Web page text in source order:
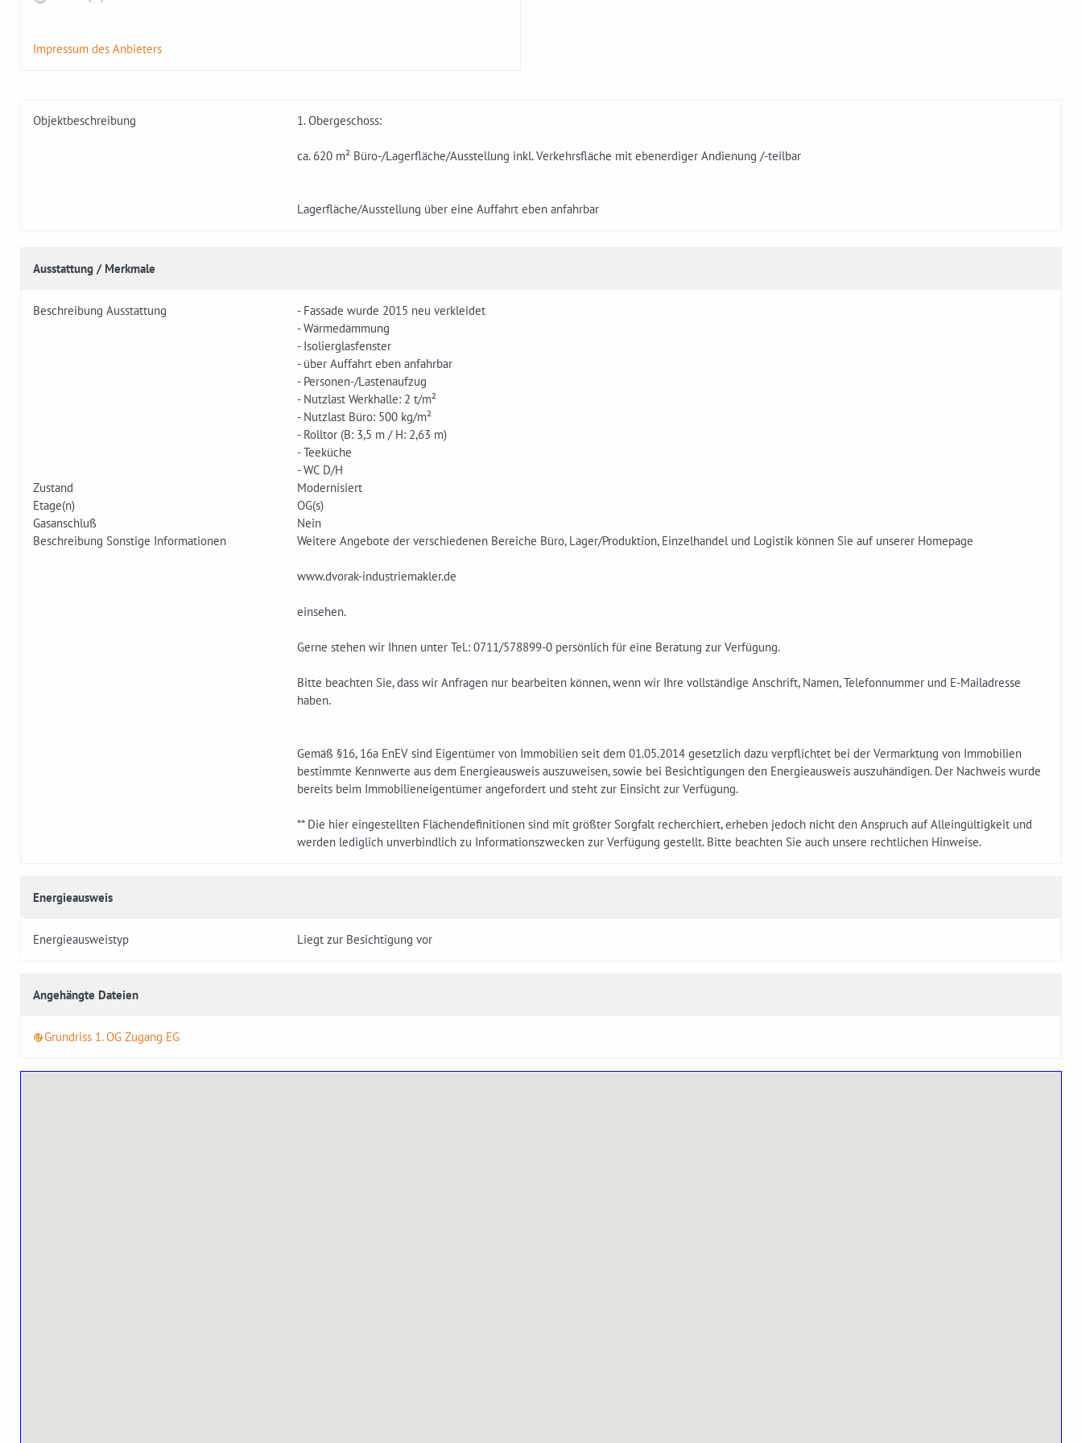
Impressum des Anbieters
Objektbeschreibung 1. Obergeschoss:
ca. 620 m² Büro-/Lagerfläche/Ausstellung inkl. Verkehrsfläche mit ebenerdiger Andienung /-teilbar
Lagerfläche/Ausstellung über eine Auffahrt eben anfahrbar
Ausstattung / Merkmale
Beschreibung Ausstattung
- Fassade wurde 2015 neu verkleidet
- Wärmedämmung
- Isolierglasfenster
- über Auffahrt eben anfahrbar
- Personen-/Lastenaufzug
- Nutzlast Werkhalle: 2 t/m²
- Nutzlast Büro: 500 kg/m²
- Rolltor (B: 3,5 m / H: 2,63 m)
- Teeküche
- WC D/H
Zustand
Modernisiert
Etage(n)
OG(s)
Gasanschluß
Nein
Beschreibung Sonstige Informationen
Weitere Angebote der verschiedenen Bereiche Büro, Lager/Produktion, Einzelhandel und Logistik können Sie auf unserer Homepage
www.dvorak-industriemakler.de
einsehen.
Gerne stehen wir Ihnen unter Tel.: 0711/578899-0 persönlich für eine Beratung zur Verfügung.
Bitte beachten Sie, dass wir Anfragen nur bearbeiten können, wenn wir Ihre vollständige Anschrift, Namen, Telefonnummer und E-Mailadresse
haben.
Gemäß §16, 16a EnEV sind Eigentümer von Immobilien seit dem 01.05.2014 gesetzlich dazu verpflichtet bei der Vermarktung von Immobilien
bestimmte Kennwerte aus dem Energieausweis auszuweisen, sowie bei Besichtigungen den Energieausweis auszuhändigen. Der Nachweis wurde
bereits beim Immobilieneigentümer angefordert und steht zur Einsicht zur Verfügung.
** Die hier eingestellten Flächendefinitionen sind mit größter Sorgfalt recherchiert, erheben jedoch nicht den Anspruch auf Alleingültigkeit und
werden lediglich unverbindlich zu Informationszwecken zur Verfügung gestellt. Bitte beachten Sie auch unsere rechtlichen Hinweise.
Energieausweis
Energieausweistyp Liegt zur Besichtigung vor
Angehängte Dateien
Grundriss 1. OG Zugang EG